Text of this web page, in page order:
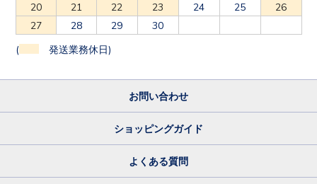
20
21 22 23 24 25
26
27
28 29 30
( 発送業務休日)
お問い合わせ
ショッピングガイド
よくある質問